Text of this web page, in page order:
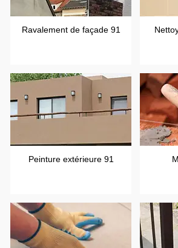
Ravalement de façade 91
Peinture extérieure 91